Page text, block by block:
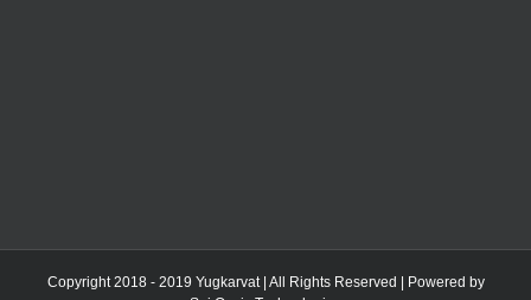
Copyright 2018 - 2019 Yugkarvat | All Rights Reserved | Powered by